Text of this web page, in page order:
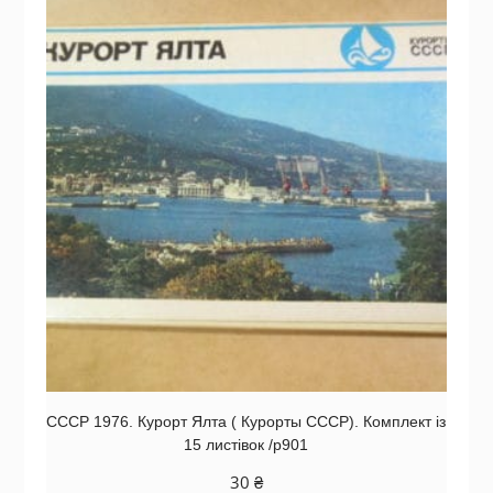
СССР 1976. Курорт Ялта ( Курорты СССР). Комплект із
15 листівок /р901
30 ₴